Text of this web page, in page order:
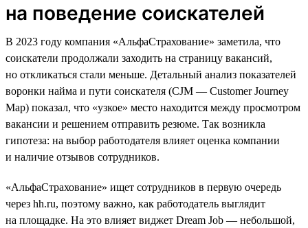
на поведение соискателей
В 2023 году компания «АльфаСтрахование» заметила, что
соискатели продолжали заходить на страницу вакансий,
но откликаться стали меньше. Детальный анализ показателей
воронки найма и пути соискателя (CJM — Customer Journey
Map) показал, что «узкое» место находится между просмотром
вакансии и решением отправить резюме. Так возникла
гипотеза: на выбор работодателя влияет оценка компании
и наличие отзывов сотрудников.
«АльфаСтрахование» ищет сотрудников в первую очередь
через hh.ru, поэтому важно, как работодатель выглядит
на площадке. На это влияет виджет Dream Job — небольшой,